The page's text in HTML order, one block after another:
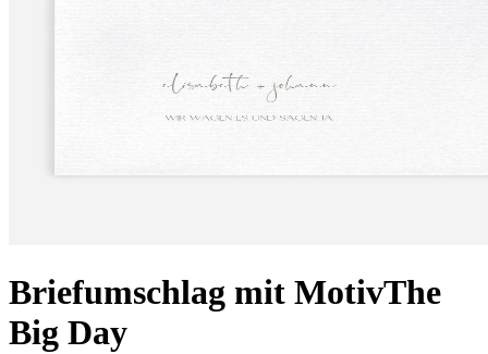
Briefumschlag mit MotivThe
Big Day